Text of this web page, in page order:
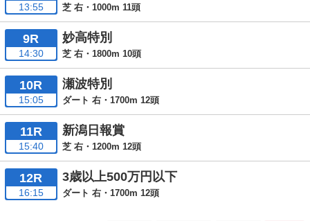
13:55 芝 右・1000m 11頭
9R
14:30
妙高特別
芝 右・1800m 10頭
10R
15:05
瀬波特別
ダート 右・1700m 12頭
11R
15:40
新潟日報賞
芝 右・1200m 12頭
12R
16:15
3歳以上500万円以下
ダート 右・1700m 12頭